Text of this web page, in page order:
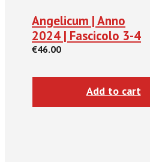
Angelicum | Anno
2024 | Fascicolo 3-4
€46.00
Add to cart